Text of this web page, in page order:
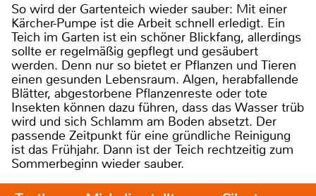
So wird der Gartenteich wieder sauber: Mit einer
Kärcher-Pumpe ist die Arbeit schnell erledigt. Ein
Teich im Garten ist ein schöner Blickfang, allerdings
sollte er regelmäßig gepflegt und gesäubert
werden. Denn nur so bietet er Pflanzen und Tieren
einen gesunden Lebensraum. Algen, herabfallende
Blätter, abgestorbene Pflanzenreste oder tote
Insekten können dazu führen, dass das Wasser trüb
wird und sich Schlamm am Boden absetzt. Der
passende Zeitpunkt für eine gründliche Reinigung
ist das Frühjahr. Dann ist der Teich rechtzeitig zum
Sommerbeginn wieder sauber.